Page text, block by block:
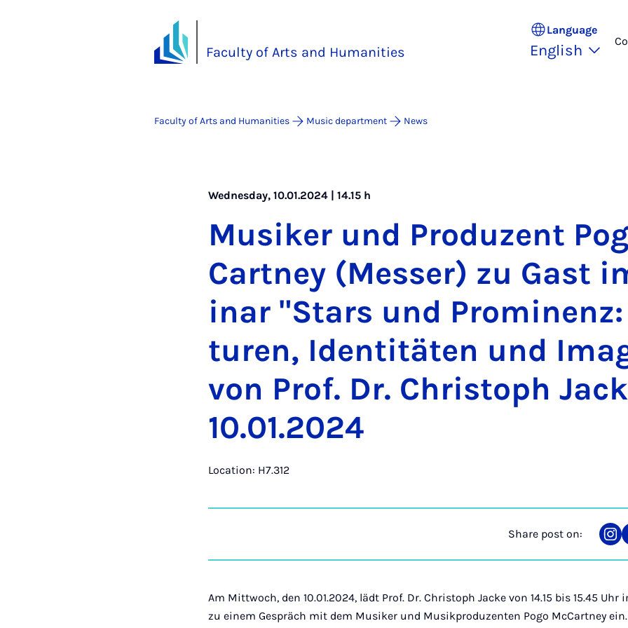
Faculty of Arts and Humanities
Language
English
Faculty of Arts and Humanities Music department News
Wednesday, 10.01.2024 | 14.15 h
Mu­siker und Produzent
Cart­ney (Mess­er) zu Gast
in­ar "Stars und
turen, Iden­titäten und
von Prof. Dr. Chris­toph
10.01.2024
Location: H7.312
Share post on:
on
Am Mittwoch, den 10.01.2024, lädt Prof. Dr. Christoph Jacke von 14.15 bis 15.45 Uhr
zu einem Gespräch mit dem Musiker und Musikproduzenten Pogo McCartney